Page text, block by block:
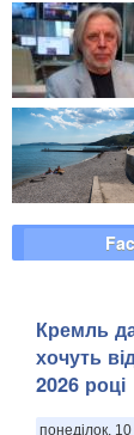
Кремль
хочуть
2026 році
понеділок,